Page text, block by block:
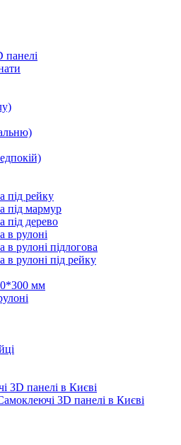
панелі
під рейку
під мармур
під дерево
в рулоні
в рулоні підлогова
в рулоні під рейку
мм
3D панелі в Києві
3D панелі в Києві